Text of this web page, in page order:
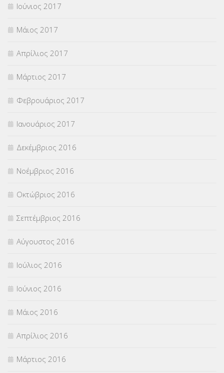
Ιούνιος 2017
Μάιος 2017
Απρίλιος 2017
Μάρτιος 2017
Φεβρουάριος 2017
Ιανουάριος 2017
Δεκέμβριος 2016
Νοέμβριος 2016
Οκτώβριος 2016
Σεπτέμβριος 2016
Αύγουστος 2016
Ιούλιος 2016
Ιούνιος 2016
Μάιος 2016
Απρίλιος 2016
Μάρτιος 2016